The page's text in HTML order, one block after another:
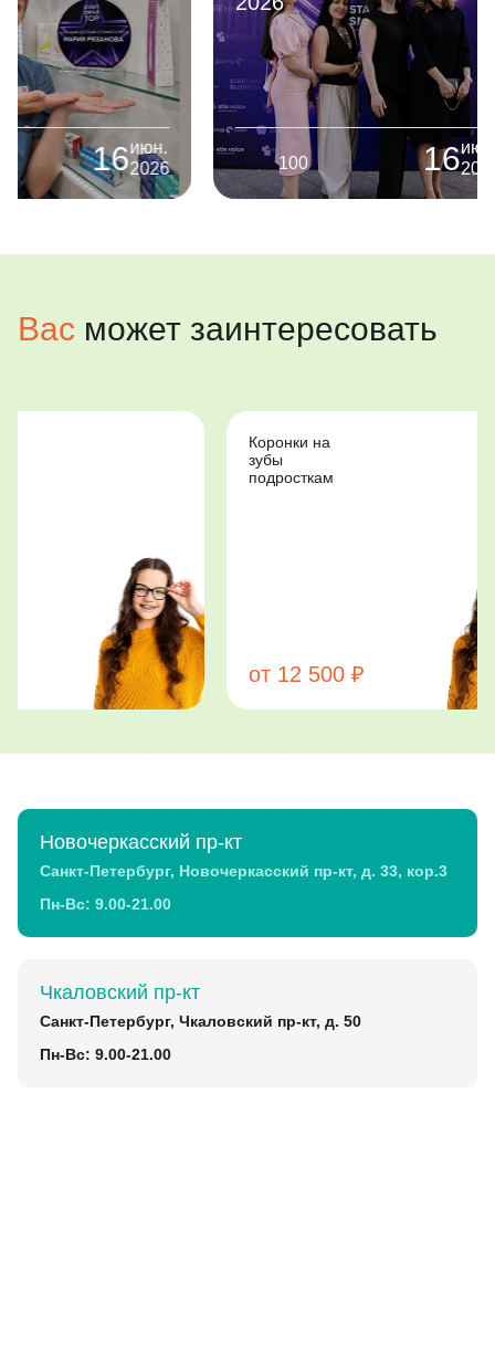
100 16июн.
2026
родителей
652
Вас может заинтересовать
от 12 500 ₽
Новочеркасский пр-кт
Санкт-Петербург, Новочеркасский пр-кт, д. 33, кор.3
Пн-Вс: 9.00-21.00
Чкаловский пр-кт
Санкт-Петербург, Чкаловский пр-кт, д. 50
Пн-Вс: 9.00-21.00